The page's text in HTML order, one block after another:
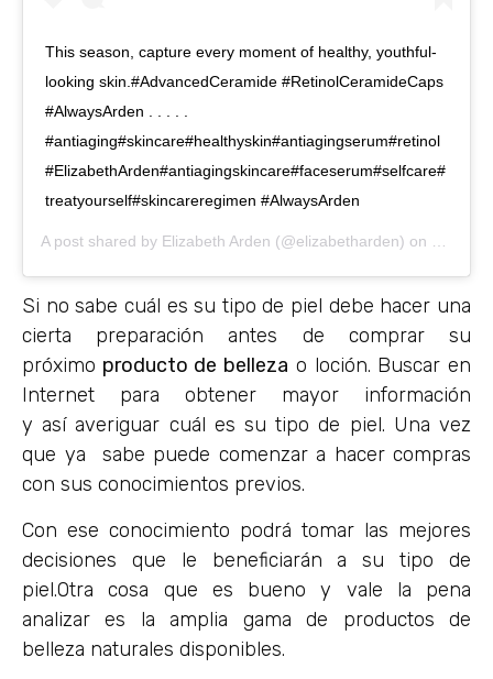
This season, capture every moment of healthy, youthful-
looking skin.#AdvancedCeramide #RetinolCeramideCaps
#AlwaysArden . . . . .
#antiaging#skincare#healthyskin#antiagingserum#retinol
#ElizabethArden#antiagingskincare#faceserum#selfcare#
treatyourself#skincareregimen #AlwaysArden
A post shared by Elizabeth Arden (@elizabetharden) on
Si no sabe cuál es su tipo de piel debe hacer una
cierta preparación antes de comprar su
próximo producto de belleza o loción. Buscar en
Internet para obtener mayor información
y así averiguar cuál es su tipo de piel. Una vez
que ya sabe puede comenzar a hacer compras
con sus conocimientos previos.
Con ese conocimiento podrá tomar las mejores
decisiones que le beneficiarán a su tipo de
piel.Otra cosa que es bueno y vale la pena
analizar es la amplia gama de productos de
belleza naturales disponibles.